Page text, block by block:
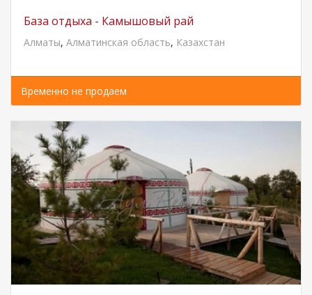
База отдыха - Камышовый рай
Алматы, Алматинская область, Казахстан
Временно не продаем